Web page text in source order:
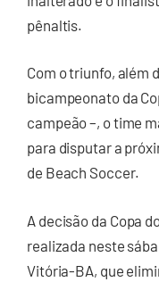
pênaltis.
Com o triunfo, além
bicampeonato da
campeão –, o time
para disputar a
de Beach Soccer.
A decisão da Copa
realizada neste
Vitória-BA, que